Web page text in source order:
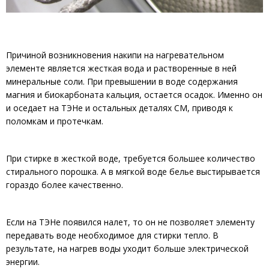
Причиной возникновения накипи на нагревательном
элементе является жесткая вода и растворенные в ней
минеральные соли. При превышении в воде содержания
магния и биокарбоната кальция, остается осадок. Именно он
и оседает на ТЭНе и остальных деталях СМ, приводя к
поломкам и протечкам.
При стирке в жесткой воде, требуется большее количество
стирального порошка. А в мягкой воде белье выстирывается
гораздо более качественно.
Если на ТЭНе появился налет, то он не позволяет элементу
передавать воде необходимое для стирки тепло. В
результате, на нагрев воды уходит больше электрической
энергии.